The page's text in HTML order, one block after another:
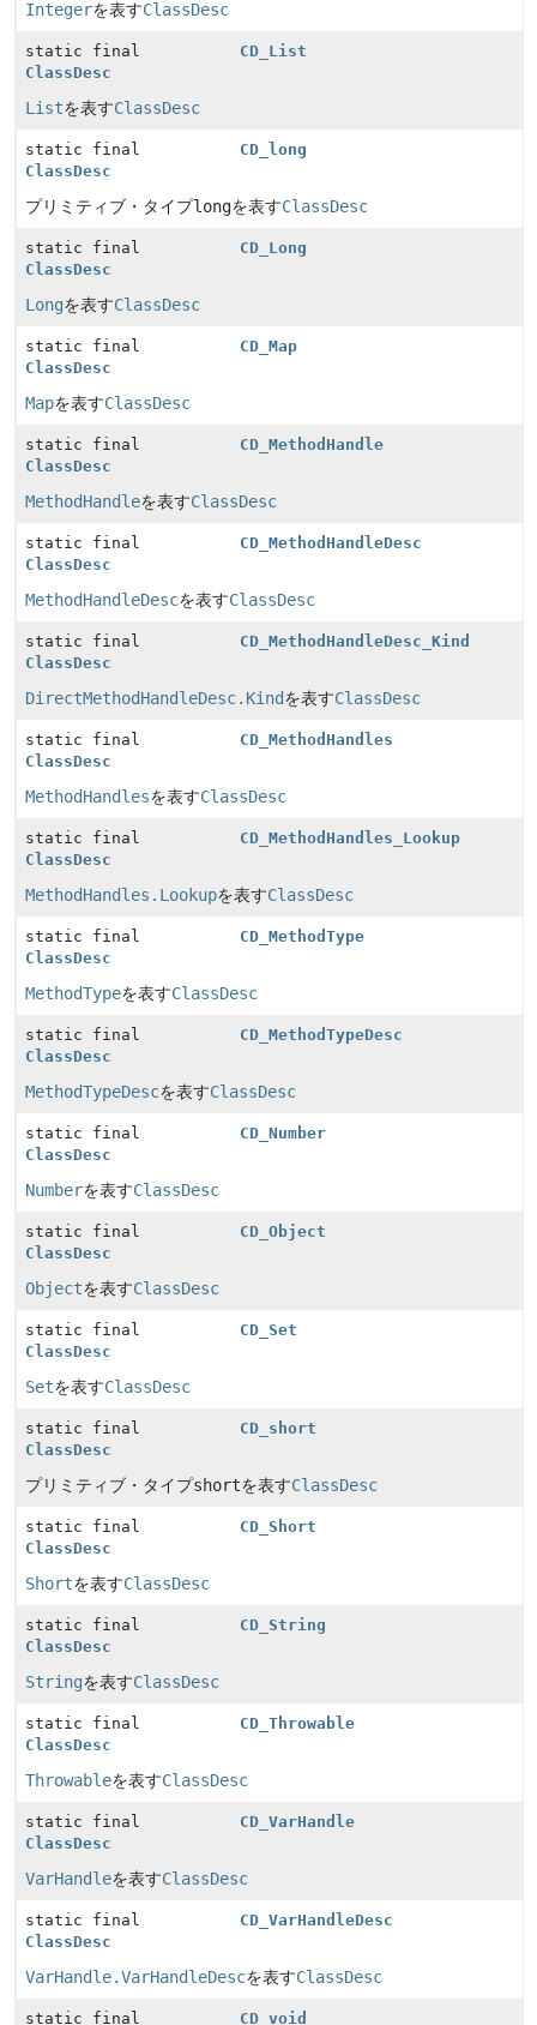
Integerを表すClassDesc
static final
ClassDesc
CD_List
Listを表すClassDesc
static final
ClassDesc
CD_long
プリミティブ・タイプlongを表すClassDesc
static final
ClassDesc
CD_Long
Longを表すClassDesc
static final
ClassDesc
CD_Map
Mapを表すClassDesc
static final
ClassDesc
CD_MethodHandle
MethodHandleを表すClassDesc
static final
ClassDesc
CD_MethodHandleDesc
MethodHandleDescを表すClassDesc
static final
ClassDesc
CD_MethodHandleDesc_Kind
DirectMethodHandleDesc.Kindを表すClassDesc
static final
ClassDesc
CD_MethodHandles
MethodHandlesを表すClassDesc
static final
ClassDesc
CD_MethodHandles_Lookup
MethodHandles.Lookupを表すClassDesc
static final
ClassDesc
CD_MethodType
MethodTypeを表すClassDesc
static final
ClassDesc
CD_MethodTypeDesc
MethodTypeDescを表すClassDesc
static final
ClassDesc
CD_Number
Numberを表すClassDesc
static final
ClassDesc
CD_Object
Objectを表すClassDesc
static final
ClassDesc
CD_Set
Setを表すClassDesc
static final
ClassDesc
CD_short
プリミティブ・タイプshortを表すClassDesc
static final
ClassDesc
CD_Short
Shortを表すClassDesc
static final
ClassDesc
CD_String
Stringを表すClassDesc
static final
ClassDesc
CD_Throwable
Throwableを表すClassDesc
static final
ClassDesc
CD_VarHandle
VarHandleを表すClassDesc
static final
ClassDesc
CD_VarHandleDesc
VarHandle.VarHandleDescを表すClassDesc
static final
CD_void